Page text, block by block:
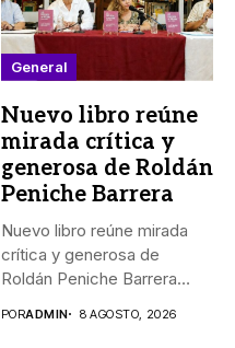
General
Nuevo libro reúne
mirada crítica y
generosa de Roldán
Peniche Barrera
Nuevo libro reúne mirada
crítica y generosa de
Roldán Peniche Barrera
PORADMIN 8 AGOSTO, 2026